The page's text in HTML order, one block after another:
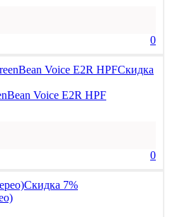
0
Скидка
Voice E2R HPF
0
Скидка 7%